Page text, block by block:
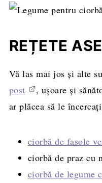
REȚETE
Vă las mai jos și alte
post
, ușoare și
ar plăcea să le
ciorbă de fasole
ciorbă de praz cu
ciorbă de legume